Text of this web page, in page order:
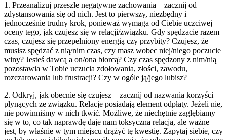
1. Przeanalizuj przeszłe negatywne zachowania – zacznij od
zdystansowania się od nich. Jest to pierwszy, niezbędny i
jednocześnie trudny krok, ponieważ wymaga od Ciebie uczciwej
oceny tego, jak czujesz się w relacji/związku. Gdy spędzacie razem
czas, czujesz się przepełniony energią czy przybity? Czujesz, że
musisz spędzać z nią/nim czas, czy masz wobec niej/niego poczucie
winy? Jesteś dawcą a on/ona biorcą? Czy czas spędzony z nim/nią
pozostawia w Tobie uczucia zdołowania, złości, zawodu,
rozczarowania lub frustracji? Czy w ogóle ją/jego lubisz?
2. Odkryj, jak obecnie się czujesz – zacznij od nazwania korzyści
płynących ze związku. Relacje posiadają element odpłaty. Jeżeli nie,
nie powinniśmy w nich tkwić. Możliwe, że niechętnie zagłębiamy
się w to, co tak naprawdę daje nam toksyczna relacja, ale ważne
jest, by właśnie w tym miejscu drążyć tę kwestię. Zapytaj siebie, czy